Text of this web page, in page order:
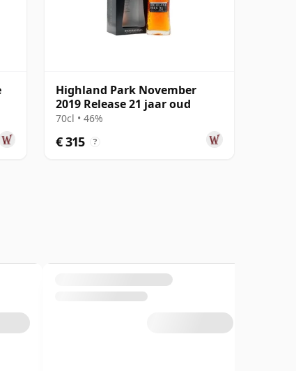
Highland Park November
2019 Release 21 jaar oud
70cl • 46%
€ 315 ?